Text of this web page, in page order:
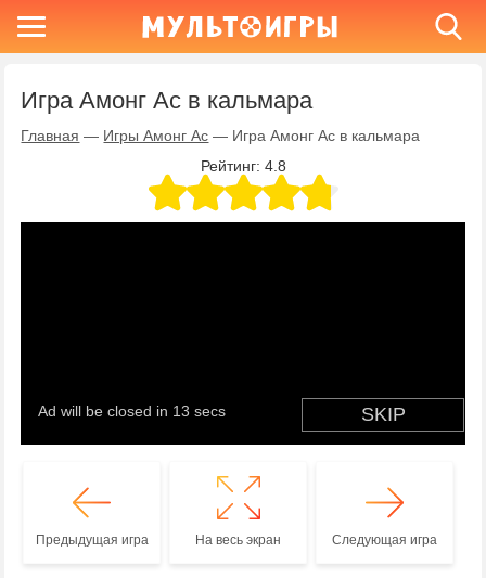
Игра Амонг Ас в кальмара
Главная — Игры Амонг Ас — Игра Амонг Ас в кальмара
Рейтинг: 4.8
Предыдущая игра На весь экран Следующая игра